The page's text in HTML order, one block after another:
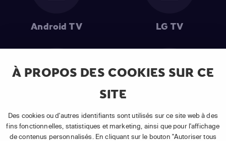
À PROPOS DES COOKIES SUR CE
SITE
Des cookies ou d'autres identifiants sont utilisés sur ce site web à des
fins fonctionnelles, statistiques et marketing, ainsi que pour l'affichage
de contenus personnalisés. En cliquant sur le bouton "Autoriser tous
Android TV LG TV
Samsung TV Fire TV